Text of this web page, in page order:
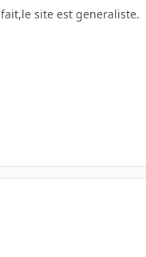
site est generaliste.